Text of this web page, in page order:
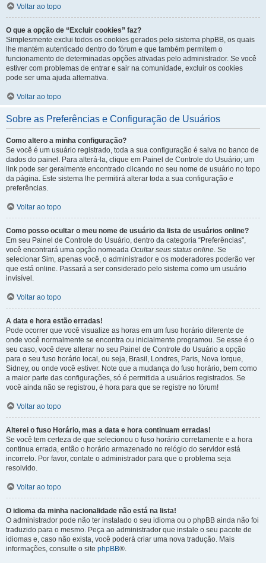
Voltar ao topo
O que a opção de “Excluir cookies” faz?
Simplesmente exclui todos os cookies gerados pelo sistema phpBB, os quais
lhe mantém autenticado dentro do fórum e que também permitem o
funcionamento de determinadas opções ativadas pelo administrador. Se você
estiver com problemas de entrar e sair na comunidade, excluir os cookies
pode ser uma ajuda alternativa.
Voltar ao topo
Sobre as Preferências e Configuração de Usuários
Como altero a minha configuração?
Se você é um usuário registrado, toda a sua configuração é salva no banco de
dados do painel. Para alterá-la, clique em Painel de Controle do Usuário; um
link pode ser geralmente encontrado clicando no seu nome de usuário no topo
da página. Este sistema lhe permitirá alterar toda a sua configuração e
preferências.
Voltar ao topo
Como posso ocultar o meu nome de usuário da lista de usuários online?
Em seu Painel de Controle do Usuário, dentro da categoria “Preferências”,
você encontrará uma opção nomeada Ocultar seus status online. Se
selecionar Sim, apenas você, o administrador e os moderadores poderão ver
que está online. Passará a ser considerado pelo sistema como um usuário
invisível.
Voltar ao topo
A data e hora estão erradas!
Pode ocorrer que você visualize as horas em um fuso horário diferente de
onde você normalmente se encontra ou inicialmente programou. Se esse é o
seu caso, você deve alterar no seu Painel de Controle do Usuário a opção
para o seu fuso horário local, ou seja, Brasil, Londres, Paris, Nova Iorque,
Sidney, ou onde você estiver. Note que a mudança do fuso horário, bem como
a maior parte das configurações, só é permitida a usuários registrados. Se
você ainda não se registrou, é hora para que se registre no fórum!
Voltar ao topo
Alterei o fuso Horário, mas a data e hora continuam erradas!
Se você tem certeza de que selecionou o fuso horário corretamente e a hora
continua errada, então o horário armazenado no relógio do servidor está
incorreto. Por favor, contate o administrador para que o problema seja
resolvido.
Voltar ao topo
O idioma da minha nacionalidade não está na lista!
O administrador pode não ter instalado o seu idioma ou o phpBB ainda não foi
traduzido para o mesmo. Peça ao administrador que instale o seu pacote de
idiomas e, caso não exista, você poderá criar uma nova tradução. Mais
informações, consulte o site phpBB®.